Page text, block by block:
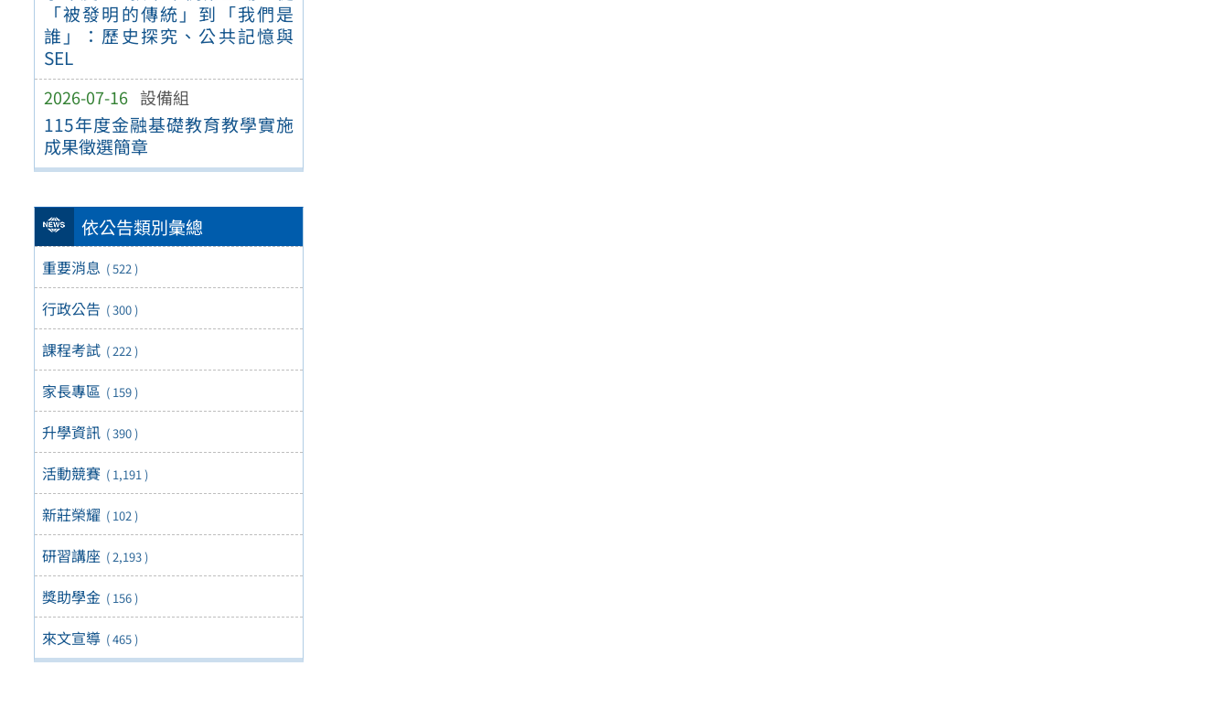
「被發明的傳統」到「我們是
誰」：歷史探究、公共記憶與
SEL
2026-07-16 設備組
115年度金融基礎教育教學實施
成果徵選簡章
依公告類別彙總
重要消息 ( 522 )
行政公告 ( 300 )
課程考試 ( 222 )
家長專區 ( 159 )
升學資訊 ( 390 )
活動競賽 ( 1,191 )
新莊榮耀 ( 102 )
研習講座 ( 2,193 )
獎助學金 ( 156 )
來文宣導 ( 465 )